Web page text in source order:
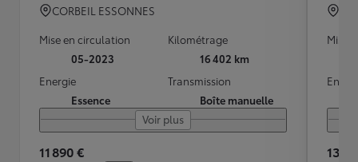
CORBEIL ESSONNES
Mise en circulation
05-2023
Kilométrage
16 402 km
Energie
Essence
Transmission
Boîte manuelle
Voir plus
11 890 €
Mise
13